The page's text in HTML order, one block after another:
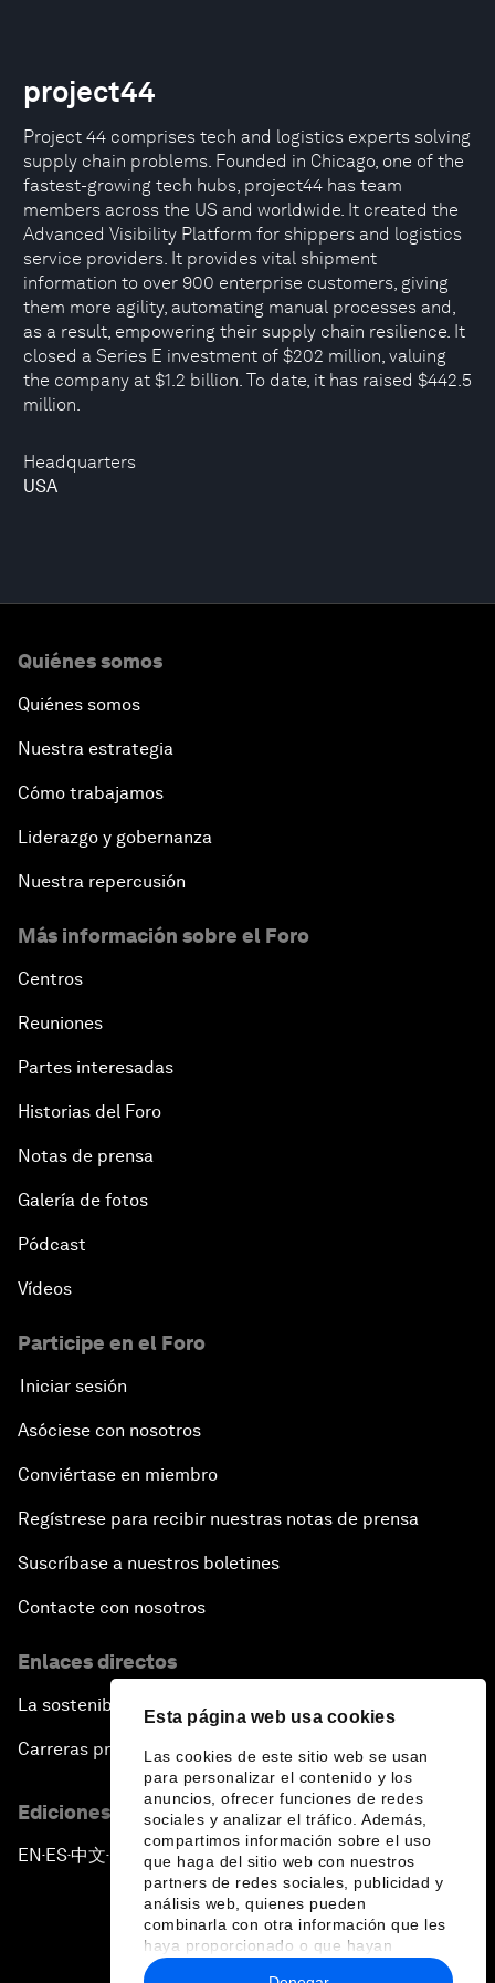
Esta página web usa cookies
Las cookies de este sitio web se usan
para personalizar el contenido y los
anuncios, ofrecer funciones de redes
sociales y analizar el tráfico. Además,
compartimos información sobre el uso
que haga del sitio web con nuestros
partners de redes sociales, publicidad y
análisis web, quienes pueden
combinarla con otra información que les
haya proporcionado o que hayan
recopilado a partir del uso que haya
Headquarters
USA
project44
Project 44 comprises tech and logistics experts solving
supply chain problems. Founded in Chicago, one of the
fastest-growing tech hubs, project44 has team
members across the US and worldwide. It created the
Advanced Visibility Platform for shippers and logistics
service providers. It provides vital shipment
information to over 900 enterprise customers, giving
them more agility, automating manual processes and,
as a result, empowering their supply chain resilience. It
closed a Series E investment of $202 million, valuing
the company at $1.2 billion. To date, it has raised $442.5
million.
Quiénes somos
Quiénes somos
Nuestra estrategia
Cómo trabajamos
Liderazgo y gobernanza
Nuestra repercusión
Más información sobre el Foro
Centros
Reuniones
Partes interesadas
Historias del Foro
Notas de prensa
Galería de fotos
Pódcast
Vídeos
Participe en el Foro
Iniciar sesión
Asóciese con nosotros
Conviértase en miembro
Regístrese para recibir nuestras notas de prensa
Suscríbase a nuestros boletines
Contacte con nosotros
Enlaces directos
La sostenibilidad en el Foro
Carreras profesionales
Ediciones en otros idiomas
EN ▪ES▪中文▪ 日本語